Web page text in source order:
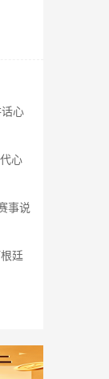
心
心
事说
廷